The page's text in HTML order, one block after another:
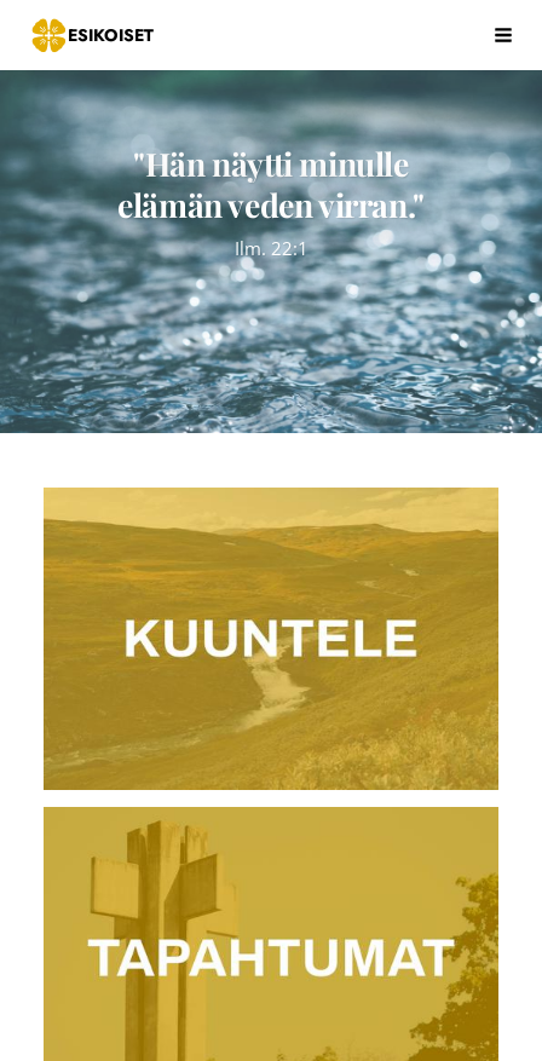
Siirry
sivun
sisältöön
ESIKOISET
"Hän näytti minulle
elämän veden virran."
Ilm. 22:1